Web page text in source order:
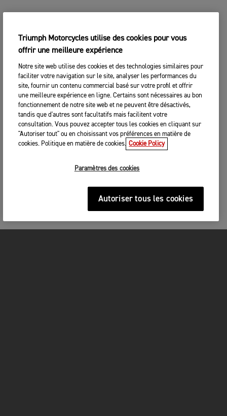
Triumph Motorcycles utilise des cookies pour vous
offrir une meilleure expérience
Notre site web utilise des cookies et des technologies similaires pour
faciliter votre navigation sur le site, analyser les performances du
site, fournir un contenu commercial basé sur votre profil et offrir
une meilleure expérience en ligne. Certains sont nécessaires au bon
fonctionnement de notre site web et ne peuvent être désactivés,
tandis que d'autres sont facultatifs mais facilitent votre
consultation. Vous pouvez accepter tous les cookies en cliquant sur
"Autoriser tout" ou en choisissant vos préférences en matière de
cookies. Politique en matière de cookies. Cookie Policy
Paramètres des cookies
Autoriser tous les cookies